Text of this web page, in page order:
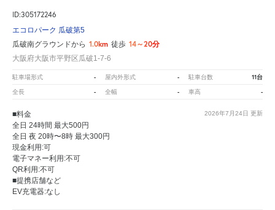
ID:305172246
エコロパーク 瓜破第5
瓜破南グラウンドから 1.0km 徒歩 14～20分
大阪府大阪市平野区瓜破1-7-6
駐車場形式 - 屋内外形式 - 駐車台数 11台
全長 - 全幅 - 車高 -
2026年7月24日 更新
■料金
全日 24時間 最大500円
全日 夜 20時〜8時 最大300円
現金利用:可
電子マネー利用:不可
QR利用:不可
■提携店舗など
EV充電器:なし